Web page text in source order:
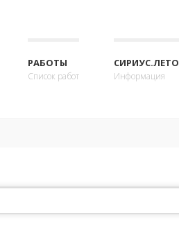
РАБОТЫ
Список работ
СИРИУС.ЛЕТО
Информация